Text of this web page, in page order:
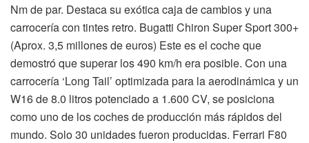
Nm de par. Destaca su exótica caja de cambios y una
carrocería con tintes retro. Bugatti Chiron Super Sport 300+
(Aprox. 3,5 millones de euros) Este es el coche que
demostró que superar los 490 km/h era posible. Con una
carrocería ‘Long Tail’ optimizada para la aerodinámica y un
W16 de 8.0 litros potenciado a 1.600 CV, se posiciona
como uno de los coches de producción más rápidos del
mundo. Solo 30 unidades fueron producidas. Ferrari F80